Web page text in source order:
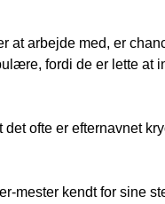
at arbejde med, er
fordi de er lette at
ofte er efternavnet
mester kendt for sine